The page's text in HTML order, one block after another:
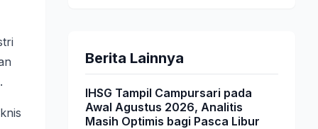
Berita Lainnya
IHSG Tampil Campursari pada
Awal Agustus 2026, Analitis
Masih Optimis bagi Pasca Libur